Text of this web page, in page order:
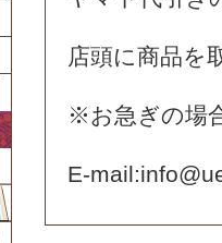
店頭に商品を
※お急ぎの場
E-